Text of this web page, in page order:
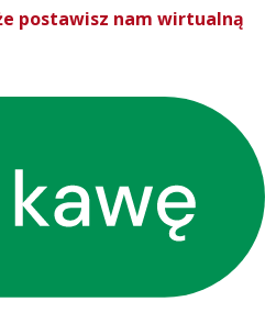
postawisz nam wirtualną